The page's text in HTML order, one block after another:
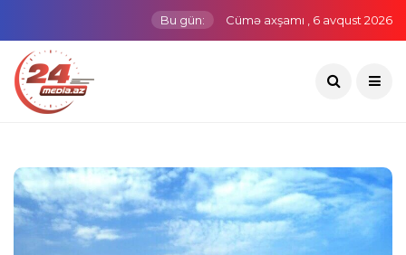
Bu gün: Cümə axşamı , 6 avqust 2026